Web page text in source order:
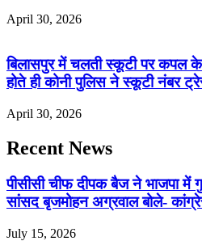
April 30, 2026
बिलासपुर में चलती स्कूटी पर कपल के
होते ही कोनी पुलिस ने स्कूटी नंबर
April 30, 2026
Recent News
पीसीसी चीफ दीपक बैज ने भाजपा में
सांसद बृजमोहन अग्रवाल बोले-
July 15, 2026